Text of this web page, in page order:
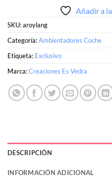
Añadir a
SKU:aroylang
Categoría:Ambientadores Coche
Etiqueta: Exclusivo
Marca:Creaciones Es Vedra
DESCRIPCIÓN
INFORMACIÓN ADICIONAL